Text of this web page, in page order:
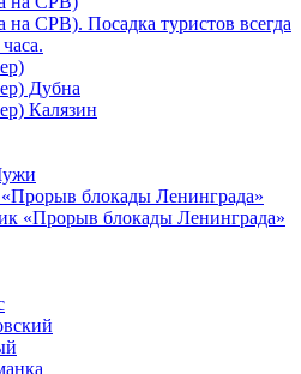
на СРВ). Посадка туристов всегда
Дубна
Калязин
блокады Ленинграда»
«Прорыв блокады Ленинграда»